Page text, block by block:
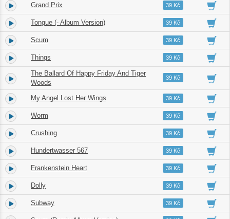
1. Grand Prix 02:5839 Kč
2. Tongue (- Album Version) 05:0539 Kč
3. Scum 03:0439 Kč
4. Things 04:3139 Kč
5.
The Ballard Of Happy Friday And Tiger
Woods
06:0139 Kč
6. My Angel Lost Her Wings 04:4039 Kč
7. Worm 03:3639 Kč
8. Crushing 03:0039 Kč
9. Hundertwasser 567 05:3239 Kč
10. Frankenstein Heart 04:3839 Kč
11. Dolly 04:2039 Kč
12. Subway 04:4039 Kč